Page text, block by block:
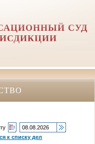
СУД
к списку дел